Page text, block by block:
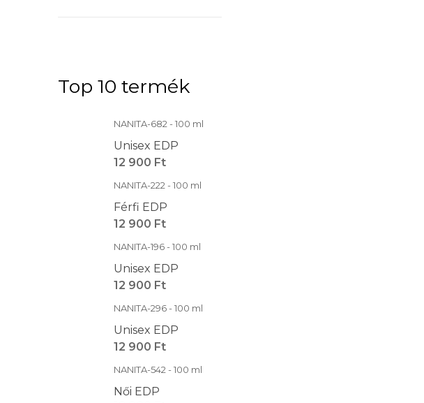
Top 10 termék
NANITA-682 - 100 ml
Unisex EDP
12 900 Ft
NANITA-222 - 100 ml
Férfi EDP
12 900 Ft
NANITA-196 - 100 ml
Unisex EDP
12 900 Ft
NANITA-296 - 100 ml
Unisex EDP
12 900 Ft
NANITA-542 - 100 ml
Női EDP